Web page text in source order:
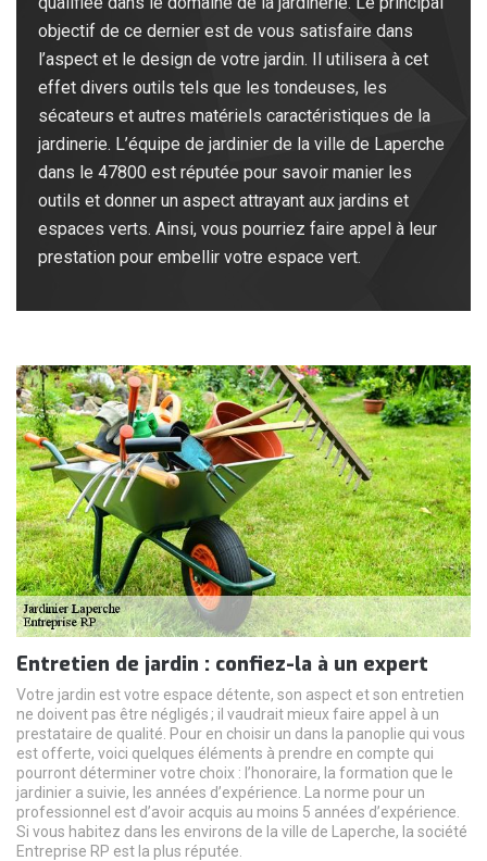
objectif de ce dernier est de vous satisfaire dans
l’aspect et le design de votre jardin. Il utilisera à cet
effet divers outils tels que les tondeuses, les
sécateurs et autres matériels caractéristiques de la
jardinerie. L’équipe de jardinier de la ville de Laperche
dans le 47800 est réputée pour savoir manier les
outils et donner un aspect attrayant aux jardins et
espaces verts. Ainsi, vous pourriez faire appel à leur
prestation pour embellir votre espace vert.
Entretien de jardin : confiez-la à un expert
Votre jardin est votre espace détente, son aspect et son entretien
ne doivent pas être négligés ; il vaudrait mieux faire appel à un
prestataire de qualité. Pour en choisir un dans la panoplie qui vous
est offerte, voici quelques éléments à prendre en compte qui
pourront déterminer votre choix : l’honoraire, la formation que le
jardinier a suivie, les années d’expérience. La norme pour un
professionnel est d’avoir acquis au moins 5 années d’expérience.
Si vous habitez dans les environs de la ville de Laperche, la société
Entreprise RP est la plus réputée.